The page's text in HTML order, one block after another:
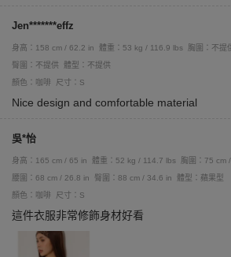
Jen*******effz
身高：158 cm / 62.2 in 體重：53 kg / 116.9 lbs 胸圍：不提
臀圍：不提供
體型：不提供
顏色：咖啡
尺寸：S
Nice design and comfortable material
吳*怡
身高：165 cm / 65 in 體重：52 kg / 114.7 lbs
胸圍：75 cm
腰圍：68 cm / 26.8 in
臀圍：88 cm / 34.6 in
體型：蘋果型
顏色：咖啡
尺寸：S
這件衣服非常修飾身材好看